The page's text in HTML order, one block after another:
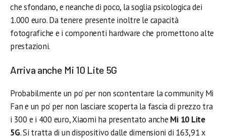
che sfondano, e neanche di poco, la soglia psicologica dei
1.000 euro. Da tenere presente inoltre le capacità
fotografiche e i componenti hardware che promettono alte
prestazioni.
Arriva anche Mi 10 Lite 5G
Probabilmente un po’ per non scontentare la community Mi
Fan e un po’ per non lasciare scoperta la fascia di prezzo tra
i 300 e i 400 euro, Xiaomi ha presentato anche Mi 10 Lite
5G. Si tratta di un dispositivo dalle dimensioni di 163,91 x